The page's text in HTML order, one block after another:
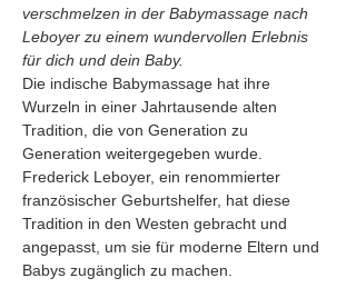
verschmelzen in der Babymassage nach
Leboyer zu einem wundervollen Erlebnis
für dich und dein Baby.
Die indische Babymassage hat ihre
Wurzeln in einer Jahrtausende alten
Tradition, die von Generation zu
Generation weitergegeben wurde.
Frederick Leboyer, ein renommierter
französischer Geburtshelfer, hat diese
Tradition in den Westen gebracht und
angepasst, um sie für moderne Eltern und
Babys zugänglich zu machen.